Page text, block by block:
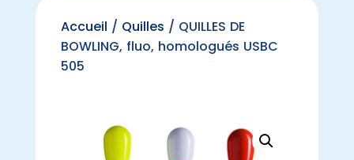
Accueil / Quilles / QUILLES DE
BOWLING, fluo, homologués USBC
505